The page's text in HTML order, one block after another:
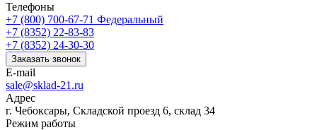
Телефоны
+7 (800) 700-67-71 Федеральный
+7 (8352) 22-83-83
+7 (8352) 24-30-30
Заказать звонок
E-mail
sale@sklad-21.ru
Адрес
г. Чебоксары, Складской проезд 6, склад 34
Режим работы